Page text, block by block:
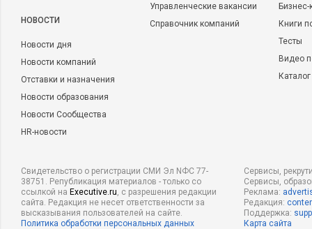
НОВОСТИ
Новости дня
Новости компаний
Отставки и назначения
Новости образования
Новости Сообщества
HR-новости
Управленческие вакансии
Справочник компаний
Книги
Тесты
Видео
Свидетельство о регистрации СМИ Эл NФС 77-
38751. Републикация материалов - только со
ссылкой на Executive.ru, с разрешения редакции
сайта. Редакция не несет ответственности за
высказывания пользователей на сайте.
Политика обработки персональных данных
Сервисы,
Сервисы,
Реклама:
Редакция:
Поддержка:
Карта сайта